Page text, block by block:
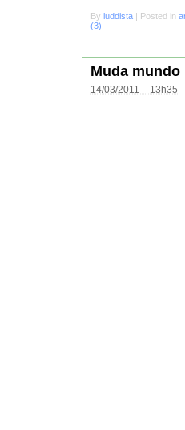
By luddista Posted in
(3)
Muda mundo
14/03/2011 – 13h35